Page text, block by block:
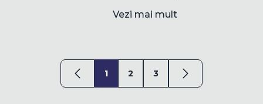
Vezi mai mult
1 2 3